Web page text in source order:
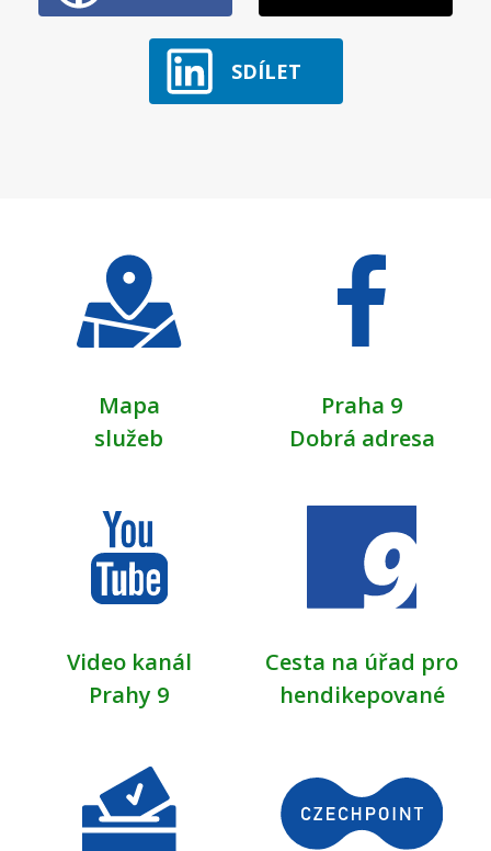
SDÍLET
Mapa
služeb
Praha 9
Dobrá adresa
Video kanál
Prahy 9
Cesta na úřad pro
hendikepované